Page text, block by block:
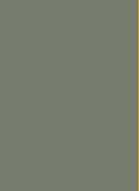
https://